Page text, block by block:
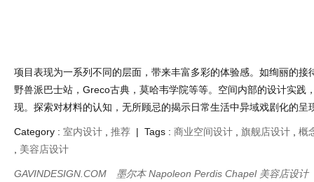
项目表现为一系列不同的层面，带来丰富多彩的体验感。如绚丽的接
野兽派巴士站，Greco古典，莫哈韦学院等等。空间内部的设计实践
现。探索对材料的认知，无所顾忌的揭示日常生活中异域戏剧化的呈
Category : 室内设计 推荐 | Tags : 商业空间设计 旗舰店设计
概
美容店设计
GAVINDESIGN.COM 墨尔本 Napoleon Perdis Chapel 美容店设计